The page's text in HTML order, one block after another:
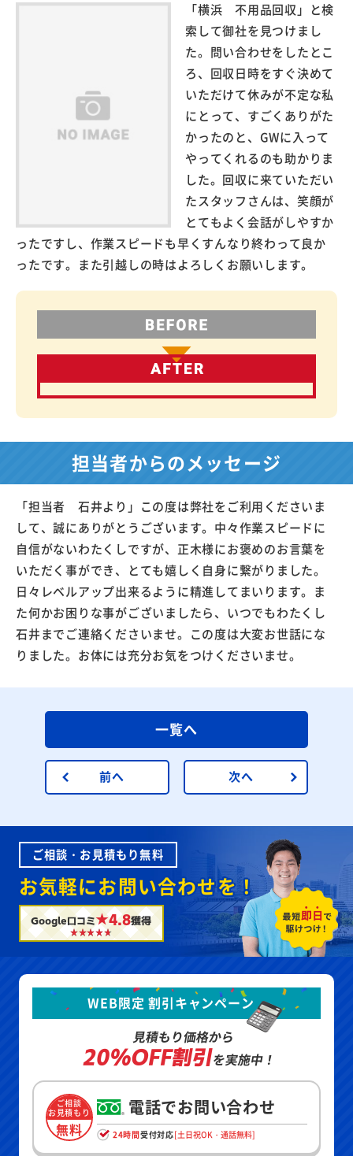
「横浜 不用品回収」と検
索して御社を見つけまし
た。問い合わせをしたとこ
ろ、回収日時をすぐ決めて
いただけて休みが不定な私
にとって、すごくありがた
かったのと、GWに入って
やってくれるのも助かりま
した。回収に来ていただい
たスタッフさんは、笑顔が
とてもよく会話がしやすか
ったですし、作業スピードも早くすんなり終わって良か
ったです。また引越しの時はよろしくお願いします。
担当者からのメッセージ
「担当者 石井より」この度は弊社をご利用くださいま
して、誠にありがとうございます。中々作業スピードに
自信がないわたくしですが、正木様にお褒めのお言葉を
いただく事ができ、とても嬉しく自身に繋がりました。
日々レベルアップ出来るように精進してまいります。ま
た何かお困りな事がございましたら、いつでもわたくし
石井までご連絡くださいませ。この度は大変お世話にな
りました。お体には充分お気をつけくださいませ。
前へ
一覧へ
次へ
ご相談・お見積もり無料
お気軽にお問い合わせを！
Google口コミ★4.8獲得
WEB限定 割引キャンペーン
見積もり価格から
20%OFF割引を実施中！
ご相談
お見積もり
無料
電話でお問い合わせ
24時間受付対応[土日祝OK・通話無料]